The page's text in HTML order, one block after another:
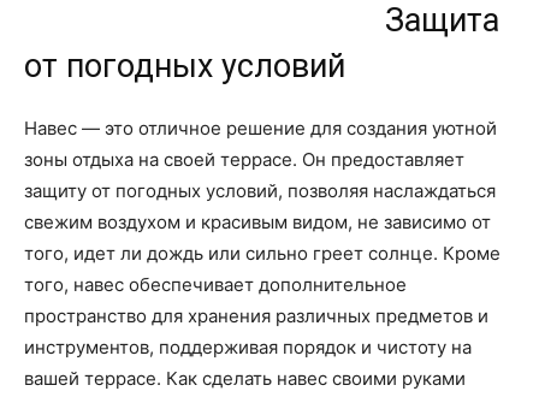
Защита
от погодных условий
Навес — это отличное решение для создания уютной
зоны отдыха на своей террасе. Он предоставляет
защиту от погодных условий, позволяя наслаждаться
свежим воздухом и красивым видом, не зависимо от
того, идет ли дождь или сильно греет солнце. Кроме
того, навес обеспечивает дополнительное
пространство для хранения различных предметов и
инструментов, поддерживая порядок и чистоту на
вашей террасе. Как сделать навес своими руками